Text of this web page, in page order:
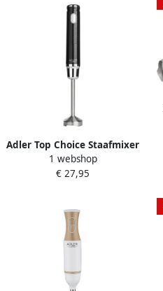
Adler Top Choice Staafmixer
Stick blender 300 Watt
Zwart RVS
1 webshop
€ 27,95